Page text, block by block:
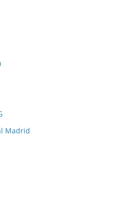
Madrid